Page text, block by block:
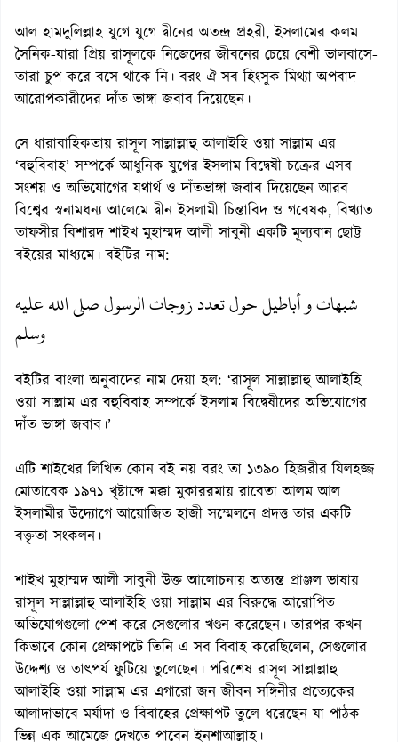
আল হামদুলিল্লাহ যুগে যুগে দ্বীনের অতন্দ্র প্রহরী, ইসলামের কলম
সৈনিক-যারা প্রিয় রাসূলকে নিজেদের জীবনের চেয়ে বেশী ভালবাসে-
তারা চুপ করে বসে থাকে নি। বরং ঐ সব হিংসুক মিথ্যা অপবাদ
আরোপকারীদের দাঁত ভাঙ্গা জবাব দিয়েছেন।
সে ধারাবাহিকতায় রাসূল সাল্লাল্লাহু আলাইহি ওয়া সাল্লাম এর
‘বহুবিবাহ’ সম্পর্কে আধুনিক যুগের ইসলাম বিদ্বেষী চক্রের এসব
সংশয় ও অভিযোগের যথার্থ ও দাঁতভাঙ্গা জবাব দিয়েছেন আরব
বিশ্বের স্বনামধন্য আলেমে দ্বীন ইসলামী চিন্তাবিদ ও গবেষক, বিখ্যাত
তাফসীর বিশারদ শাইখ মুহাম্মদ আলী সাবুনী একটি মূল্যবান ছোট্ট
বইয়ের মাধ্যমে। বইটির নাম:
شبهات و أباطيل حول تعدد زوجات الرسول صلى الله عليه
وسلم
বইটির বাংলা অনুবাদের নাম দেয়া হল: ‘রাসূল সাল্লাল্লাহু আলাইহি
ওয়া সাল্লাম এর বহুবিবাহ সম্পর্কে ইসলাম বিদ্বেষীদের অভিযোগের
দাঁত ভাঙ্গা জবাব।’
এটি শাইখের লিখিত কোন বই নয় বরং তা ১৩৯০ হিজরীর যিলহজ্জ
মোতাবেক ১৯৭১ খৃষ্টাব্দে মক্কা মুকাররমায় রাবেতা আলম আল
ইসলামীর উদ্যোগে আয়োজিত হাজী সম্মেলনে প্রদত্ত তার একটি
বক্তৃতা সংকলন।
শাইখ মুহাম্মদ আলী সাবুনী উক্ত আলোচনায় অত্যন্ত প্রাঞ্জল ভাষায়
রাসূল সাল্লাল্লাহু আলাইহি ওয়া সাল্লাম এর বিরুদ্ধে আরোপিত
অভিযোগগুলো পেশ করে সেগুলোর খণ্ডন করেছেন। তারপর কখন
কিভাবে কোন প্রেক্ষাপটে তিনি এ সব বিবাহ করেছিলেন, সেগুলোর
উদ্দেশ্য ও তাৎপর্য ফুটিয়ে তুলেছেন। পরিশেষ রাসূল সাল্লাল্লাহু
আলাইহি ওয়া সাল্লাম এর এগারো জন জীবন সঙ্গিনীর প্রত্যেকের
আলাদাভাবে মর্যাদা ও বিবাহের প্রেক্ষাপট তুলে ধরেছেন যা পাঠক
ভিন্ন এক আমেজে দেখতে পাবেন ইনশাআল্লাহ।